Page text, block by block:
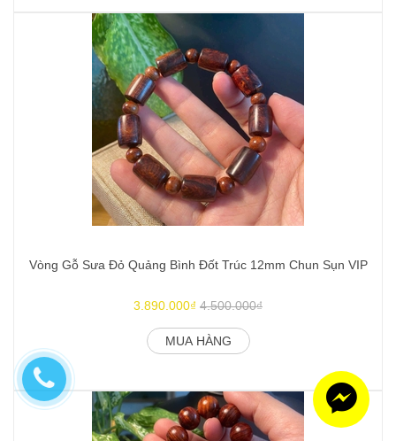
Vòng Gỗ Sưa Đỏ Quảng Bình Đốt Trúc 12mm Chun Sụn VIP
3.890.000₫ 4.500.000₫
MUA HÀNG